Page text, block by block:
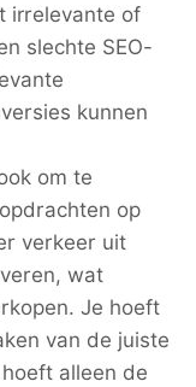
irrelevante of
slechte SEO-
kunnen
om te
op
verkeer uit
wat
Je hoeft
van de juiste
alleen de